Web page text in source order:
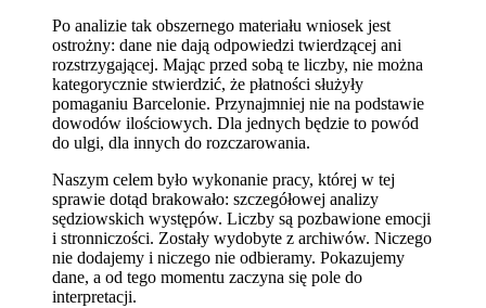
Po analizie tak obszernego materiału wniosek jest
ostrożny: dane nie dają odpowiedzi twierdzącej ani
rozstrzygającej. Mając przed sobą te liczby, nie można
kategorycznie stwierdzić, że płatności służyły
pomaganiu Barcelonie. Przynajmniej nie na podstawie
dowodów ilościowych. Dla jednych będzie to powód
do ulgi, dla innych do rozczarowania.
Naszym celem było wykonanie pracy, której w tej
sprawie dotąd brakowało: szczegółowej analizy
sędziowskich występów. Liczby są pozbawione emocji
i stronniczości. Zostały wydobyte z archiwów. Niczego
nie dodajemy i niczego nie odbieramy. Pokazujemy
dane, a od tego momentu zaczyna się pole do
interpretacji.